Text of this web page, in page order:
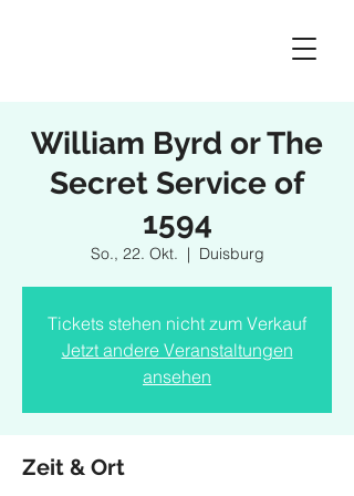
William Byrd or The
Secret Service of
1594
So., 22. Okt.
  |
Duisburg
Tickets stehen nicht zum Verkauf
Jetzt andere Veranstaltungen
ansehen
Zeit & Ort